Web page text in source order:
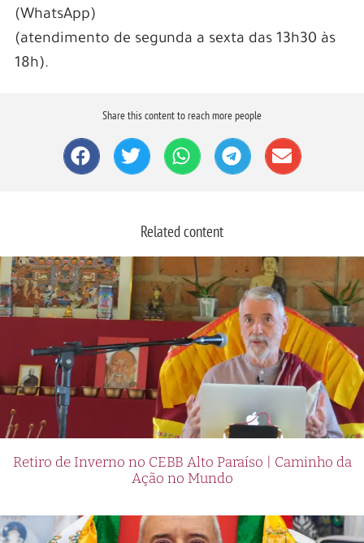
(WhatsApp)
(atendimento de segunda a sexta das 13h30 às
18h).
Share this content to reach more people
Related content
Retiro de Inverno no CEBB Alto Paraíso | Caminho da
Ação no Mundo